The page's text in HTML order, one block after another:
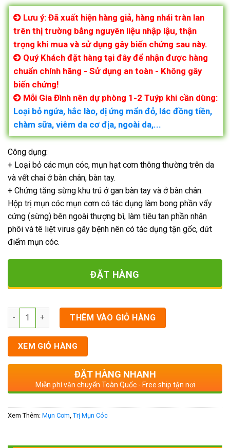
Lưu ý: Đã xuất hiện hàng giả, hàng nhái tràn lan
trên thị trường bằng nguyên liệu nhập lậu, thận
trọng khi mua và sử dụng gây biến chứng sau này.
Quý Khách đặt hàng tại đây để nhận được hàng
chuẩn chính hãng - Sử dụng an toàn - Không gây
biến chứng!
Mỗi Gia Đình nên dự phòng 1-2 Tuýp khi cần dùng:
Loại bỏ ngứa, hắc lào, dị ứng mẩn đỏ, lác đồng tiền,
chàm sữa, viêm da cơ địa, ngoài da,...
Công dụng:
+ Loại bỏ các mụn cóc, mụn hạt cơm thông thường trên da
và vết chai ở bàn chân, bàn tay.
+ Chứng tăng sừng khu trú ở gan bàn tay và ở bàn chân.
Hộp trị mụn cóc mụn cơm có tác dụng làm bong phần vẩy
cứng (sừng) bên ngoài thượng bì, làm tiêu tan phần nhân
phôi và tê liệt virus gây bệnh nên có tác dụng tận gốc, dứt
điểm mụn cóc.
ĐẶT HÀNG
Số lượng THÊM VÀO GIỎ HÀNG
XEM GIỎ HÀNG
ĐẶT HÀNG NHANH
Miễn phí vận chuyển Toàn Quốc - Free ship tận nơi
Xem Thêm: Mụn Cơm, Trị Mụn Cóc